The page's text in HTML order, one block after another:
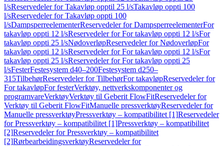
l/sReservedeler for Takavløp opptil 25 l/sTakavløp oppti 100
l/sReservedeler for Takavløp oppti 100
l/sDampsperreelementerReservedeler for DampsperreelementerFor
takavløp oppti 12 l/sReservedeler for For takavløp oppti 12 l/sFor
takavløp oppti 25 l/sNødoverløpReservedeler for NødoverløpFor
takavløp oppti 12 l/sReservedeler for For takavløp oppti 12 l/sFor
takavløp oppti 25 l/sReservedeler for For takavløp oppti 25
l/sFesterFestesystem d40–200Festesystem d250–
315TilbehørReservedeler for TilbehørFor takavløpReservedeler for
For takavløpFor festerVerktøy, nettverkskomponenter og
programvareVerktøyVerktøy til Geberit FlowFitReservedeler for
Verktøy til Geberit FlowFitManuelle pressverktøyReservedeler for
Manuelle pressverktøyPressverktøy – kompatibilitet [1]Reservedeler
for Pressverktøy – kompatibilitet [1]Pressverktøy – kompatibilitet
[2]Reservedeler for Pressverktøy – kompatibilitet
[2]RørbearbeidingsverktøyReservedeler for